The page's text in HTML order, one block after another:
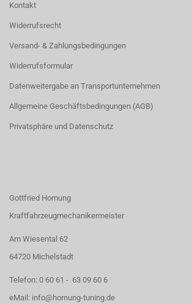
Kontakt
Widerrufsrecht
Versand- & Zahlungsbedingungen
Widerrufsformular
Datenweitergabe an Transportunternehmen
Allgemeine Geschäftsbedingungen (AGB)
Privatsphäre und Datenschutz
Gottfried Hornung
Kraftfahrzeugmechanikermeister
Am Wiesental 62
64720 Michelstadt
Telefon: 0 60 61 - 63 09 60 6
eMail: info@hornung-tuning.de